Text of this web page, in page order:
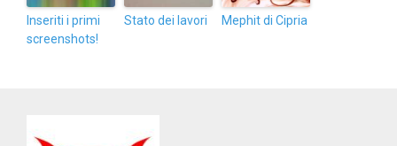
Inseriti i primi
screenshots!
Stato dei lavori Mephit di Cipria